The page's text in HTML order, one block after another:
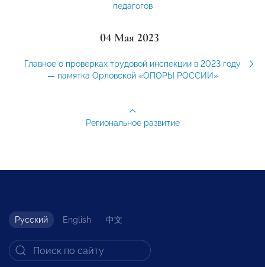
педагогов
04 Мая 2023
Главное о проверках трудовой инспекции в 2023 году
— памятка Орловской «ОПОРЫ РОССИИ»
Региональное развитие
Русский English 中文